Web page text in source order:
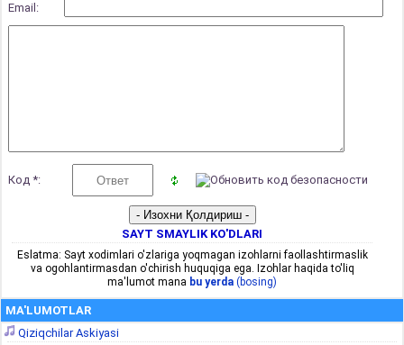
Email:
Код *:
SAYT SMAYLIK KO'DLARI
Eslatma: Sayt xodimlari o'zlariga yoqmagan izohlarni faollashtirmaslik
va ogohlantirmasdan o'chirish huquqiga ega. Izohlar haqida to'liq
ma'lumot mana bu yerda (bosing)
MA'LUMOTLAR
Qiziqchilar Askiyasi